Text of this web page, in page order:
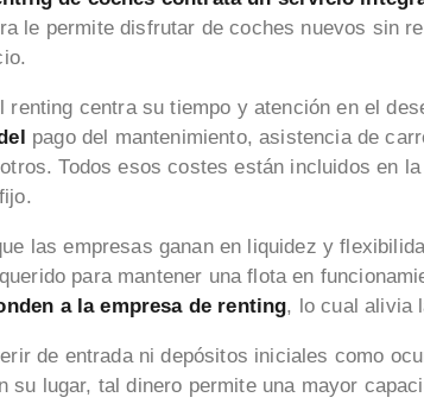
le permite disfrutar de coches nuevos sin
renting centra su tiempo y atención en el
pago del mantenimiento, asistencia de
Todos esos costes están incluidos en
las empresas ganan en liquidez y
para mantener una flota en
a la empresa de renting, lo cual alivia
de entrada ni depósitos iniciales como
su lugar, tal dinero permite una mayor